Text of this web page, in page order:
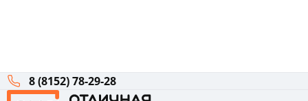
8 (8152) 78-29-28